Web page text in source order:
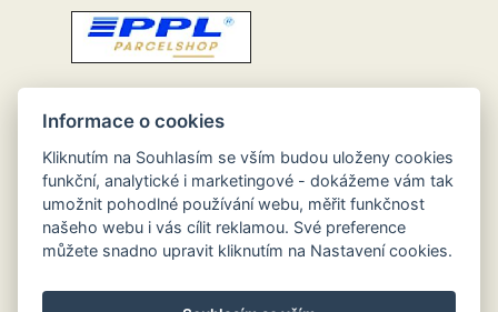
Informace o cookies
Kliknutím na Souhlasím se vším budou uloženy cookies
funkční, analytické i marketingové - dokážeme vám tak
umožnit pohodlné používání webu, měřit funkčnost
našeho webu i vás cílit reklamou. Své preference
můžete snadno upravit kliknutím na Nastavení cookies.